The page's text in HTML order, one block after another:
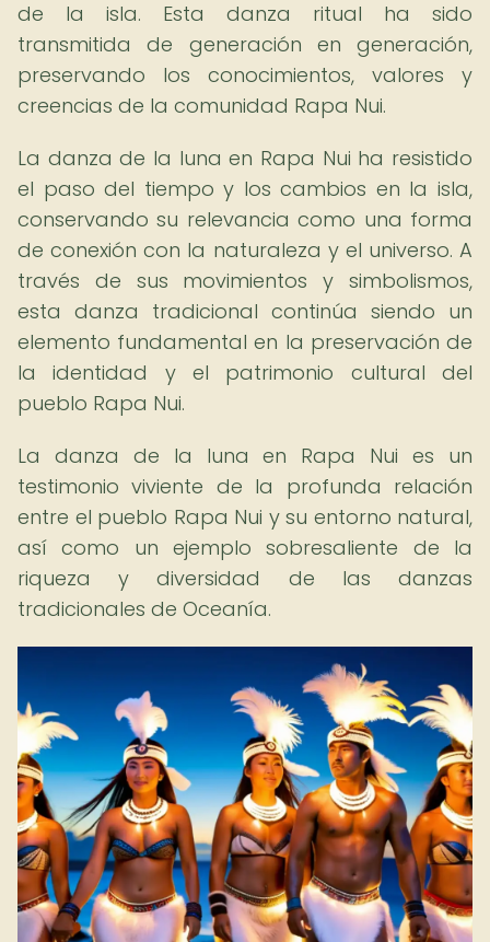
de la isla. Esta danza ritual ha sido
transmitida de generación en generación,
preservando los conocimientos, valores y
creencias de la comunidad Rapa Nui.
La danza de la luna en Rapa Nui ha resistido
el paso del tiempo y los cambios en la isla,
conservando su relevancia como una forma
de conexión con la naturaleza y el universo. A
través de sus movimientos y simbolismos,
esta danza tradicional continúa siendo un
elemento fundamental en la preservación de
la identidad y el patrimonio cultural del
pueblo Rapa Nui.
La danza de la luna en Rapa Nui es un
testimonio viviente de la profunda relación
entre el pueblo Rapa Nui y su entorno natural,
así como un ejemplo sobresaliente de la
riqueza y diversidad de las danzas
tradicionales de Oceanía.